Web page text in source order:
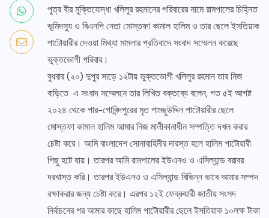
পুত্র বীর মুক্তিযোদ্ধা খলিলুর রহমানের পরিবারের নামে রামপালের চিহ্নিত
ভূমিদস্যু ও বিএনপি নেতা মোস্তফা কামাল হালিম ও তার ছেলে ইসতিয়াক
পাটোয়ারীর দেওয়া মিথ্যা মামলার প্রতিবাদে সংবাদ সম্মেলন করেছে
ভুক্তভোগী পরিবার।
বুধবার (২০) দুপুর সাড়ে ১২টায় ভুক্তভোগী খলিলুর রহমান তার নিজ
বাড়িতে এ সংবাদ সম্মেলনে তার লিখিত বক্তব্যে বলেন, গত ৫ই আগষ্ট
২০২৪ থেকে পার-গোবিন্দপুরের মৃত শামছুউদ্দিন পাটোয়ারীর ছেলে
মোস্তফা কামাল হালিম আমার নিজ মালীকানাধীন সম্পত্তি দখল করার
চেষ্টা করে। আমি বাংলাদেশ সোনাবাহিনীর দারস্ত হলে হালিম পাটোয়ারী
পিছু হটে যায়। তারপর আমি রামপালের ইউএনও ও এসিল্যান্ড বরাবর
দরখাস্ত করি। তারপর ইউএনও ও এসিল্যান্ড বিভিন্ন ভাবে আমার সম্পদ
রক্ষাকরার জন্য চেষ্টা করে। এরপর ১২ই ফেব্রুয়ারী জাতীয় সংসদ
নির্বাচনের পর আমার কাছে হালিম পাটোয়ারীর ছেলে ইসতিয়াক ১০লক্ষ টাকা